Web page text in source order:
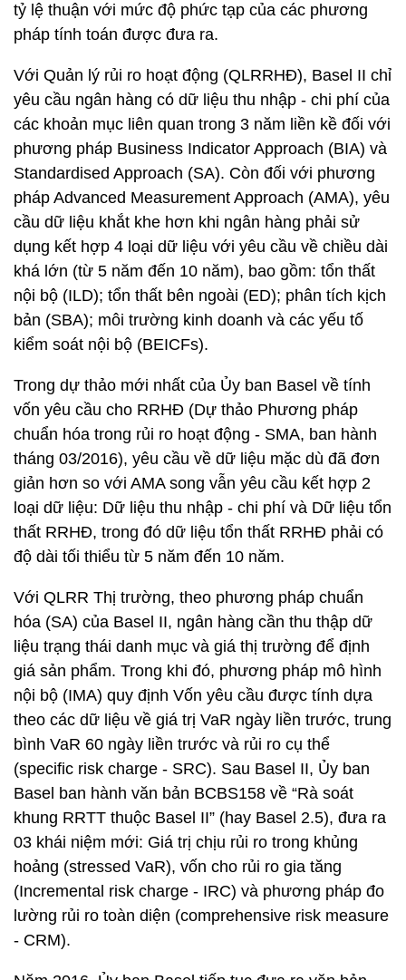
tỷ lệ thuận với mức độ phức tạp của các phương
pháp tính toán được đưa ra.
Với Quản lý rủi ro hoạt động (QLRRHĐ), Basel II chỉ
yêu cầu ngân hàng có dữ liệu thu nhập - chi phí của
các khoản mục liên quan trong 3 năm liền kề đối với
phương pháp Business Indicator Approach (BIA) và
Standardised Approach (SA). Còn đối với phương
pháp Advanced Measurement Approach (AMA), yêu
cầu dữ liệu khắt khe hơn khi ngân hàng phải sử
dụng kết hợp 4 loại dữ liệu với yêu cầu về chiều dài
khá lớn (từ 5 năm đến 10 năm), bao gồm: tổn thất
nội bộ (ILD); tổn thất bên ngoài (ED); phân tích kịch
bản (SBA); môi trường kinh doanh và các yếu tố
kiểm soát nội bộ (BEICFs).
Trong dự thảo mới nhất của Ủy ban Basel về tính
vốn yêu cầu cho RRHĐ (Dự thảo Phương pháp
chuẩn hóa trong rủi ro hoạt động - SMA, ban hành
tháng 03/2016), yêu cầu về dữ liệu mặc dù đã đơn
giản hơn so với AMA song vẫn yêu cầu kết hợp 2
loại dữ liệu: Dữ liệu thu nhập - chi phí và Dữ liệu tổn
thất RRHĐ, trong đó dữ liệu tổn thất RRHĐ phải có
độ dài tối thiểu từ 5 năm đến 10 năm.
Với QLRR Thị trường, theo phương pháp chuẩn
hóa (SA) của Basel II, ngân hàng cần thu thập dữ
liệu trạng thái danh mục và giá thị trường để định
giá sản phẩm. Trong khi đó, phương pháp mô hình
nội bộ (IMA) quy định Vốn yêu cầu được tính dựa
theo các dữ liệu về giá trị VaR ngày liền trước, trung
bình VaR 60 ngày liền trước và rủi ro cụ thể
(specific risk charge - SRC). Sau Basel II, Ủy ban
Basel ban hành văn bản BCBS158 về “Rà soát
khung RRTT thuộc Basel II” (hay Basel 2.5), đưa ra
03 khái niệm mới: Giá trị chịu rủi ro trong khủng
hoảng (stressed VaR), vốn cho rủi ro gia tăng
(Incremental risk charge - IRC) và phương pháp đo
lường rủi ro toàn diện (comprehensive risk measure
- CRM).